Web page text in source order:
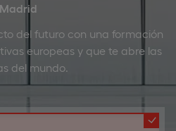
Madrid
del futuro con una formación
europeas y que te abre las
del mundo.